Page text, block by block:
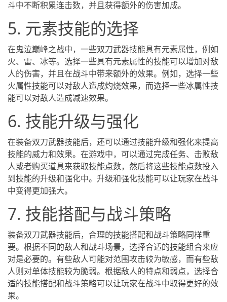
斗中不断积累连击数，并且获得额外的伤害加成。
5. 元素技能的选择
在鬼泣巅峰之战中，一些双刀武器技能具有元素属性，例如
火、雷、冰等。选择一些具有元素属性的技能可以增加对敌
人的伤害，并且在战斗中带来额外的效果。例如，选择一些
火属性技能可以对敌人造成灼烧效果，而选择一些冰属性技
能可以对敌人造成减速效果。
6. 技能升级与强化
在装备双刀武器技能后，还可以通过技能升级和强化来提高
技能的威力和效果。在游戏中，可以通过完成任务、击败敌
人或者购买道具来获取技能点数，然后将这些技能点数投入
到技能的升级和强化中。升级和强化技能可以让玩家在战斗
中变得更加强大。
7. 技能搭配与战斗策略
装备双刀武器技能后，合理的技能搭配和战斗策略同样重
要。根据不同的敌人和战斗场景，选择合适的技能组合来应
对是必要的。有些敌人可能对范围攻击较为敏感，而有些敌
人则对单体技能较为脆弱。根据敌人的特点和弱点，选择合
适的技能搭配和战斗策略可以让玩家在战斗中取得更好的效
果。